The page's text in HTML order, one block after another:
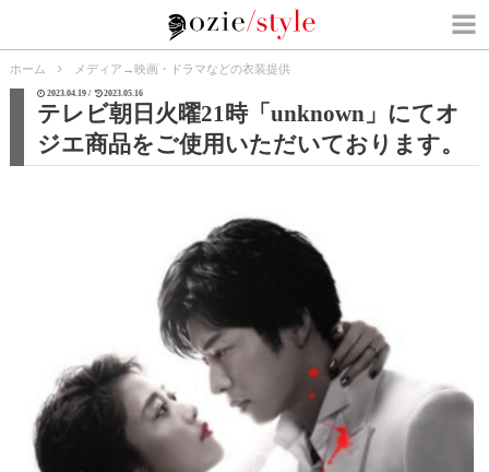
ホーム メディア →映画・ドラマなどの衣装提供
2023.04.19 / 2023.05.16
テレビ朝日火曜21時「unknown」にてオ
ジエ商品をご使用いただいております。